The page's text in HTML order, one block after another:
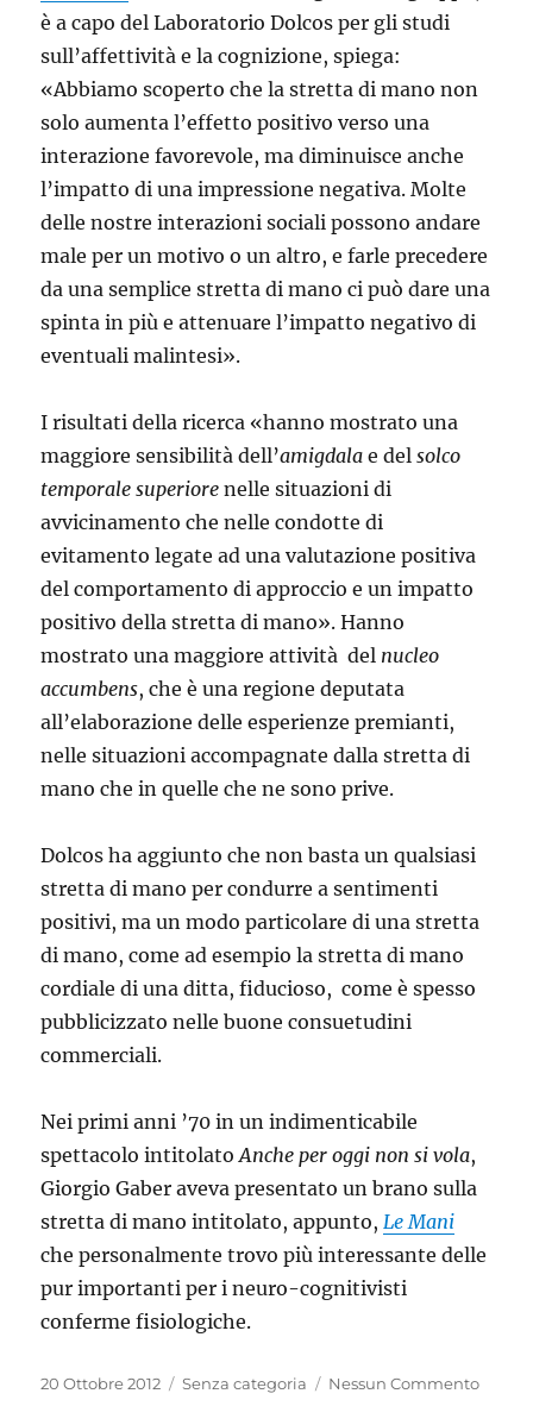
è a capo del Laboratorio Dolcos per gli studi
sull’affettività e la cognizione, spiega:
«Abbiamo scoperto che la stretta di mano non
solo aumenta l’effetto positivo verso una
interazione favorevole, ma diminuisce anche
l’impatto di una impressione negativa. Molte
delle nostre interazioni sociali possono andare
male per un motivo o un altro, e farle precedere
da una semplice stretta di mano ci può dare una
spinta in più e attenuare l’impatto negativo di
eventuali malintesi».
I risultati della ricerca «hanno mostrato una
maggiore sensibilità dell’amigdala e delsolco
temporale superiore nelle situazioni di
avvicinamento che nelle condotte di
evitamento legate ad una valutazione positiva
del comportamento di approccio e un impatto
positivo della stretta di mano». Hanno
mostrato una maggiore attività del nucleo
accumbens, che è una regione deputata
all’elaborazione delle esperienze premianti,
nelle situazioni accompagnate dalla stretta di
mano che in quelle che ne sono prive.
Dolcos ha aggiunto che non basta un qualsiasi
stretta di mano per condurre a sentimenti
positivi, ma un modo particolare di una stretta
di mano, come ad esempio la stretta di mano
cordiale di una ditta, fiducioso, come è spesso
pubblicizzato nelle buone consuetudini
commerciali.
Nei primi anni ’70 in un indimenticabile
spettacolo intitolatoAnche per oggi non si vola,
Giorgio Gaber aveva presentato un brano sulla
stretta di mano intitolato, appunto,Le Mani
che personalmente trovo più interessante delle
pur importanti per i neuro-cognitivisti
conferme fisiologiche.
Pubblicato
20 Ottobre 2012 Categorie
Senza categoria Nessun Commento